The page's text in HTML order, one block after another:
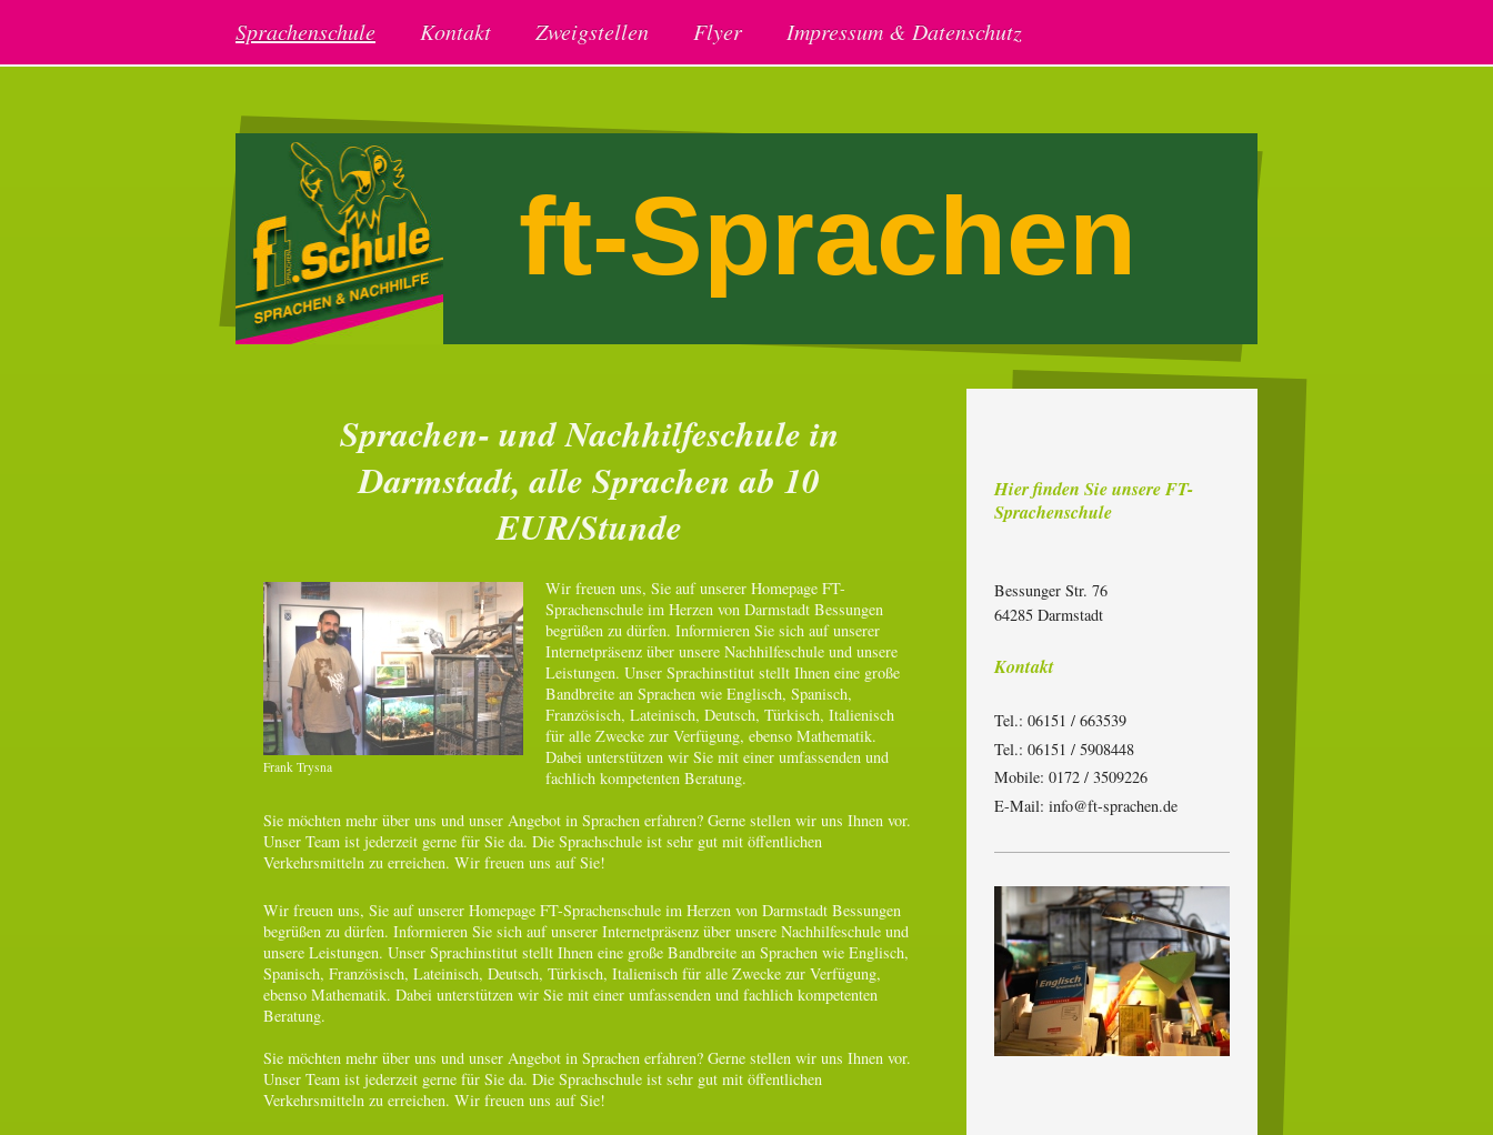
Sprachenschule Kontakt Zweigstellen Flyer Impressum & Datenschutz
ft-Sprachen
Sprachen- und Nachhilfeschule in
Darmstadt, alle Sprachen ab 10
EUR/Stunde
Frank Trysna
Wir freuen uns, Sie auf unserer Homepage FT-
Sprachenschule im Herzen von Darmstadt Bessungen
begrüßen zu dürfen. Informieren Sie sich auf unserer
Internetpräsenz über unsere Nachhilfeschule und unsere
Leistungen. Unser Sprachinstitut stellt Ihnen eine große
Bandbreite an Sprachen wie Englisch, Spanisch,
Französisch, Lateinisch, Deutsch, Türkisch, Italienisch
für alle Zwecke zur Verfügung, ebenso Mathematik.
Dabei unterstützen wir Sie mit einer umfassenden und
fachlich kompetenten Beratung.
Sie möchten mehr über uns und unser Angebot in Sprachen erfahren? Gerne stellen wir uns Ihnen vor.
Unser Team ist jederzeit gerne für Sie da. Die Sprachschule ist sehr gut mit öffentlichen
Verkehrsmitteln zu erreichen. Wir freuen uns auf Sie!
Wir freuen uns, Sie auf unserer Homepage FT-Sprachenschule im Herzen von Darmstadt Bessungen
begrüßen zu dürfen. Informieren Sie sich auf unserer Internetpräsenz über unsere Nachhilfeschule und
unsere Leistungen. Unser Sprachinstitut stellt Ihnen eine große Bandbreite an Sprachen wie Englisch,
Spanisch, Französisch, Lateinisch, Deutsch, Türkisch, Italienisch für alle Zwecke zur Verfügung,
ebenso Mathematik. Dabei unterstützen wir Sie mit einer umfassenden und fachlich kompetenten
Beratung.
Sie möchten mehr über uns und unser Angebot in Sprachen erfahren? Gerne stellen wir uns Ihnen vor.
Unser Team ist jederzeit gerne für Sie da. Die Sprachschule ist sehr gut mit öffentlichen
Verkehrsmitteln zu erreichen. Wir freuen uns auf Sie!
Hier finden Sie unsere FT-
Sprachenschule
Bessunger Str. 76
64285 Darmstadt
Kontakt
Tel.: 06151 / 663539
Tel.: 06151 / 5908448
Mobile: 0172 / 3509226
E-Mail: info@ft-sprachen.de